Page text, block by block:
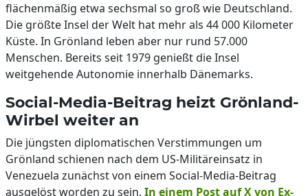
flächenmäßig etwa sechsmal so groß wie Deutschland.
Die größte Insel der Welt hat mehr als 44 000 Kilometer
Küste. In Grönland leben aber nur rund 57.000
Menschen. Bereits seit 1979 genießt die Insel
weitgehende Autonomie innerhalb Dänemarks.
Social-Media-Beitrag heizt Grönland-
Wirbel weiter an
Die jüngsten diplomatischen Verstimmungen um
Grönland schienen nach dem US-Militäreinsatz in
Venezuela zunächst von einem Social-Media-Beitrag
ausgelöst worden zu sein. In einem Post auf X von Ex-